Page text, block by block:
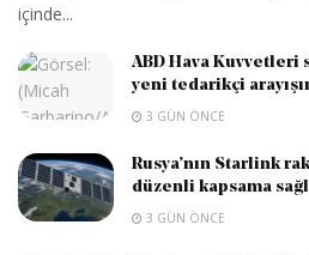
içinde...
ABD Hava Kuvvetleri
yeni tedarikçi
3 GÜN ÖNCE
Rusya’nın Starlink
düzenli kapsama
3 GÜN ÖNCE